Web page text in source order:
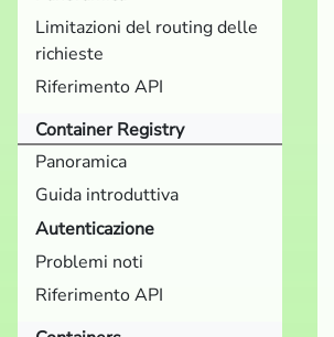
Limitazioni del routing delle
richieste
Riferimento API
Container Registry
Panoramica
Guida introduttiva
Autenticazione
Problemi noti
Riferimento API